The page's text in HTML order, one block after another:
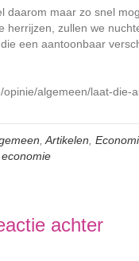
daarom maar zo snel
herrijzen, zullen we
een aantoonbaar
opinie/algemeen/laat-
,Artikelen,
economie
achter